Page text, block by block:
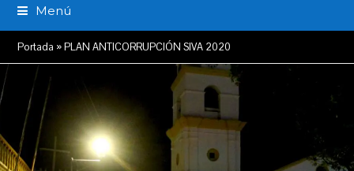
Menú
Portada »PLAN ANTICORRUPCIÓN SIVA 2020